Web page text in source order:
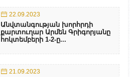
22.09.2023
Անվտանգության խորհրդի
քարտուղար Արմեն Գրիգորյանը
հոկտեմբերի 1-2-ը...
21.09.2023